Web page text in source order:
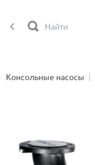
Консольные насосы